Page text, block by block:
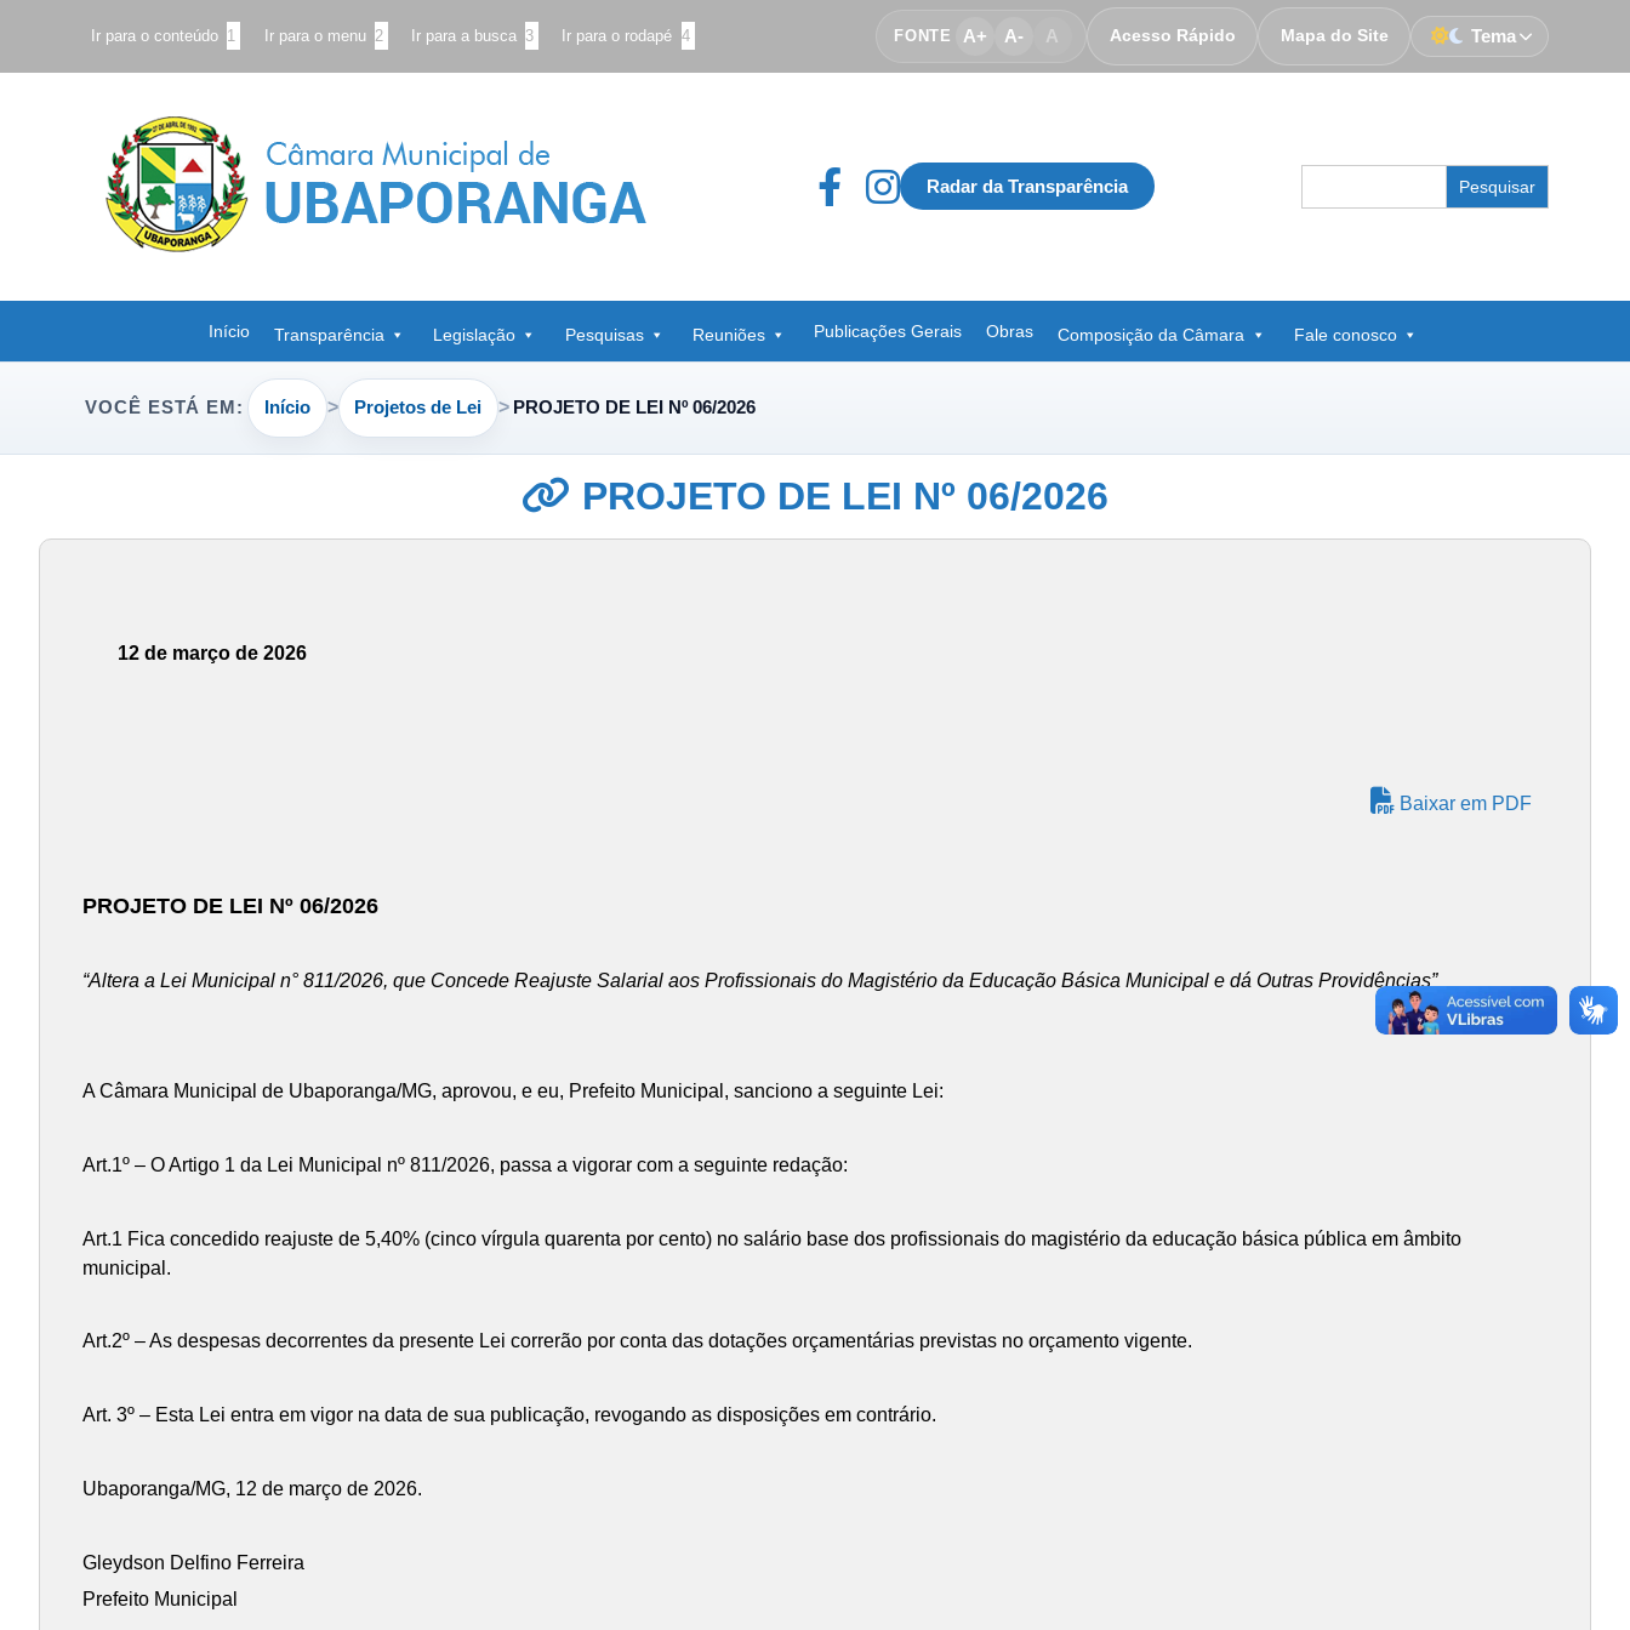
Ir para o conteúdo 1 Ir para o menu 2 Ir para a busca 3 Ir para o rodapé 4 FONTE A+ A- A Acesso Rápido Mapa do Site Tema
Radar da Transparência
for:
Início Transparência Legislação Pesquisas Reuniões Publicações Gerais Obras Composição da Câmara Fale conosco
VOCÊ ESTÁ EM: Início Projetos de Lei PROJETO DE LEI Nº 06/2026
PROJETO DE LEI Nº 06/2026
12 de março de 2026
Baixar em PDF
PROJETO DE LEI Nº 06/2026
“Altera a Lei Municipal n° 811/2026, que Concede Reajuste Salarial aos Profissionais do Magistério da Educação Básica Municipal e dá Outras Providências”
A Câmara Municipal de Ubaporanga/MG, aprovou, e eu, Prefeito Municipal, sanciono a seguinte Lei:
Art.1º – O Artigo 1 da Lei Municipal nº 811/2026, passa a vigorar com a seguinte redação:
Art.1 Fica concedido reajuste de 5,40% (cinco vírgula quarenta por cento) no salário base dos profissionais do magistério da educação básica pública em âmbito
municipal.
Art.2º – As despesas decorrentes da presente Lei correrão por conta das dotações orçamentárias previstas no orçamento vigente.
Art. 3º – Esta Lei entra em vigor na data de sua publicação, revogando as disposições em contrário.
Ubaporanga/MG, 12 de março de 2026.
Gleydson Delfino Ferreira
Prefeito Municipal